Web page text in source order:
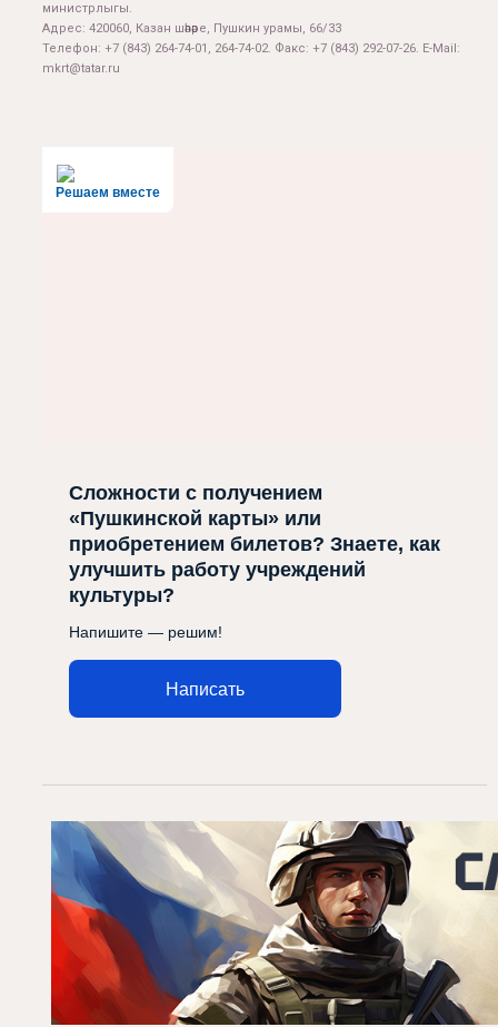
министрлыгы.
Адрес: 420060, Казан шәһәре, Пушкин урамы, 66/33
Телефон: +7 (843) 264-74-01, 264-74-02. Факс: +7 (843) 292-07-26. E-Mail:
mkrt@tatar.ru
Решаем вместе
Сложности с получением
«Пушкинской карты» или
приобретением билетов? Знаете, как
улучшить работу учреждений
культуры?
Напишите — решим!
Написать